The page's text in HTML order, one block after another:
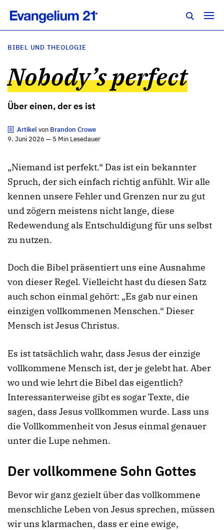
BIBEL UND THEOLOGIE
Nobody’s perfect
Über einen, der es ist
Artikelvon Brandon Crowe
9. Juni 2026 — 5 Min Lesedauer
„Niemand ist perfekt.“ Das ist ein bekannter
Spruch, der sich einfach richtig anfühlt. Wir alle
kennen unsere Fehler und Grenzen nur zu gut
und zögern meistens nicht lange, diese
Redewendung als Entschuldigung für uns selbst
zu nutzen.
Doch die Bibel präsentiert uns eine Ausnahme
von dieser Regel. Vielleicht hast du diesen Satz
auch schon einmal gehört: „Es gab nur einen
einzigen vollkommenen Menschen.“ Dieser
Mensch ist Jesus Christus.
Es ist tatsächlich wahr, dass Jesus der einzige
vollkommene Mensch ist, der je gelebt hat. Aber
wo und wie lehrt die Bibel das eigentlich?
Interessanterweise gibt es sogar Texte, die
sagen, dass Jesus vollkommen wurde. Lass uns
die Vollkommenheit von Jesus einmal genauer
unter die Lupe nehmen.
Der vollkommene Sohn Gottes
Bevor wir ganz gezielt über das vollkommene
menschliche Leben von Jesus sprechen, müssen
wir uns klarmachen, dass er eine ewige,